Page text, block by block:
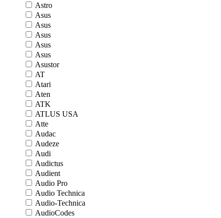
Astro
Asus
Asus
Asus
Asus
Asus
Asustor
AT
Atari
Aten
ATK
ATLUS USA
Atte
Audac
Audeze
Audi
Audictus
Audient
Audio Pro
Audio Technica
Audio-Technica
AudioCodes